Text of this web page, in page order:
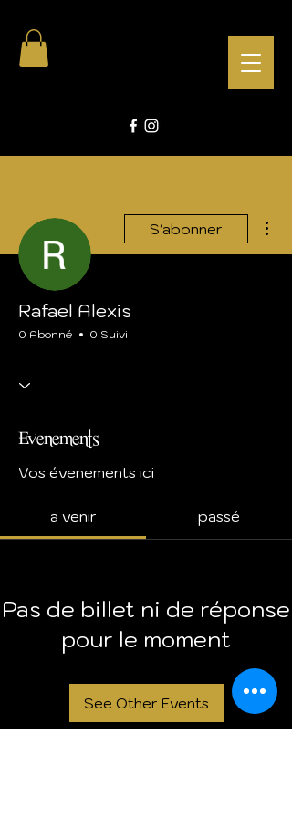
S'abonner
Rafael Alexis
0 Abonné 0 Suivi
Evenements
Vos évenements ici
a venir passé
Pas de billet ni de réponse
pour le moment
See Other Events